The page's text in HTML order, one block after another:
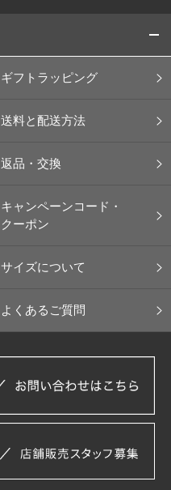
ギフトラッピング
送料と配送方法
返品・交換
キャンペーンコード・
クーポン
サイズについて
よくあるご質問